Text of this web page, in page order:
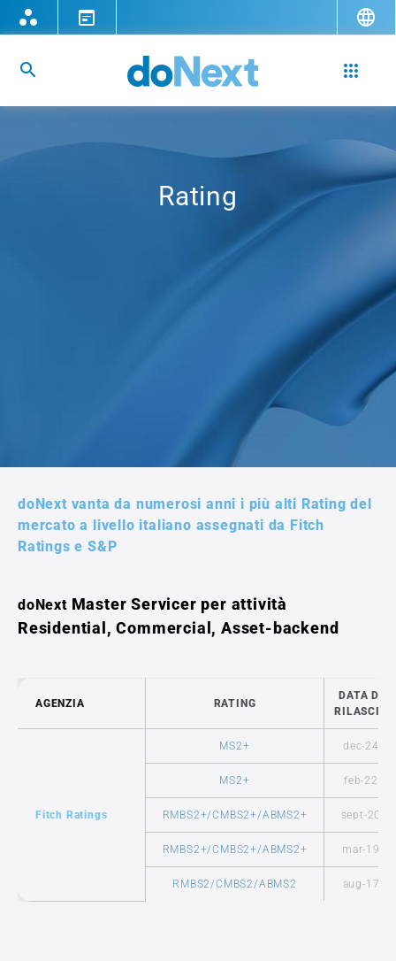
Rating
doNext vanta da numerosi anni i più alti Rating del
mercato a livello italiano assegnati da Fitch
Ratings e S&P
doNextMaster Servicer per attività
Residential, Commercial, Asset-backend
AGENZIA RATING
DATA DI
RILASCIO
Fitch Ratings
MS2+ dec-24
MS2+ feb-22
RMBS2+/CMBS2+/ABMS2+ sept-20
RMBS2+/CMBS2+/ABMS2+ mar-19
RMBS2/CMBS2/ABMS2 aug-17